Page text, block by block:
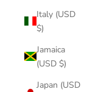
Italy (USD
$)
Jamaica
(USD $)
Japan (USD